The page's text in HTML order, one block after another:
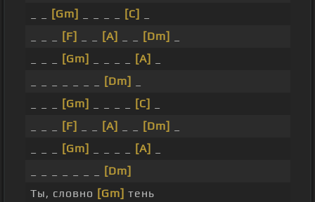
[Gm] [C]
[F] [A] [Dm]
[Gm] [A]
[Dm]
[Gm] [C]
[F] [A] [Dm]
[Gm] [A]
[Dm]
Ты, словно [Gm] тень